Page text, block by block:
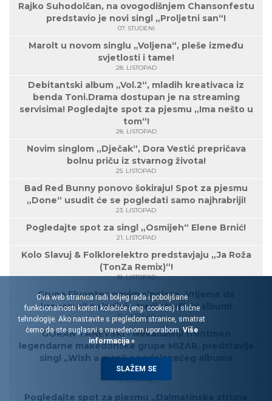
Rajko Suhodolčan, na ovogodišnjem Chansonfestu
predstavio je novi singl „Proljetni san“!
07. STUDENI
Marolt u novom singlu „Voljena“, pleše između
svjetlosti i tame!
28. LISTOPAD
Debitantski album „Vol.2“, mladih kreativaca iz
benda Toni.Drama dostupan je na streaming
servisima! Pogledajte spot za pjesmu „Ima nešto u
tom“!
28. LISTOPAD
Novim singlom „Dječak“, Dora Vestić prepričava
bolnu priču iz stvarnog života!
25. LISTOPAD
Bad Red Bunny ponovo šokiraju! Spot za pjesmu
„Done“ usudit će se pogledati samo najhrabriji!
23. LISTOPAD
Pogledajte spot za singl „Osmijeh“ Elene Brnić!
21. LISTOPAD
Kolo Slavuj & Folklorelektro predstavjaju „Ja Roža
(TonZa Remix)“!
18. LISTOPAD
Grupa Fluentes novim singlom „Vrijeme da
krenemo“ najavljuje treći studijski album!
17. LISTOPAD
GORAN TANEVSKI - Nekadašnji frontmen
legendarne makedonske grupe MIZAR, predstavlja
singl „Wish a man“ s nadolazećeg albuma
„Ascend“!
11. LISTOPAD
Pogledajte spot za pjesmu „Dalmatinske strune
Ova web stranica radi boljeg rada i poboljšane
funkcionalnosti koristi kolačiće (eng. cookies) i slične
tehnologije. Ako nastavite s pregledom stranice, smatrat
ćemo da ste suglasni s navedenom uporabom. Više
informacija »
SLAŽEM SE